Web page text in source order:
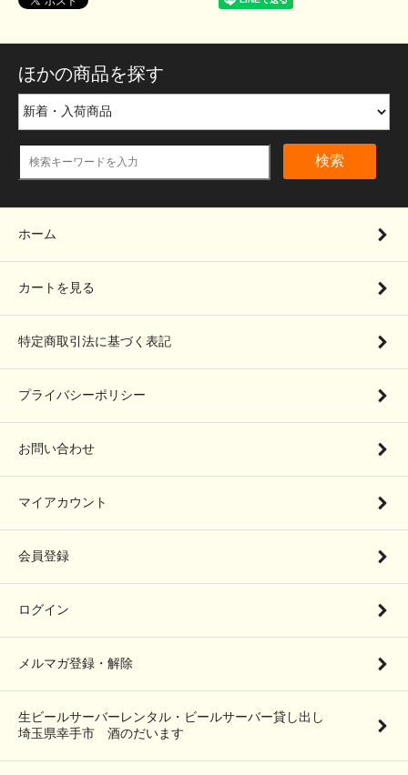
ほかの商品を探す
検索
ホーム
カートを見る
特定商取引法に基づく表記
プライバシーポリシー
お問い合わせ
マイアカウント
会員登録
ログイン
メルマガ登録・解除
生ビールサーバーレンタル・ビールサーバー貸し出し
埼玉県幸手市 酒のだいます